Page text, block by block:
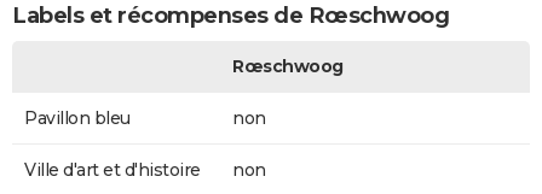
Labels et récompenses de Rœschwoog
Rœschwoog
Pavillon bleu non
Ville d'art et d'histoire non